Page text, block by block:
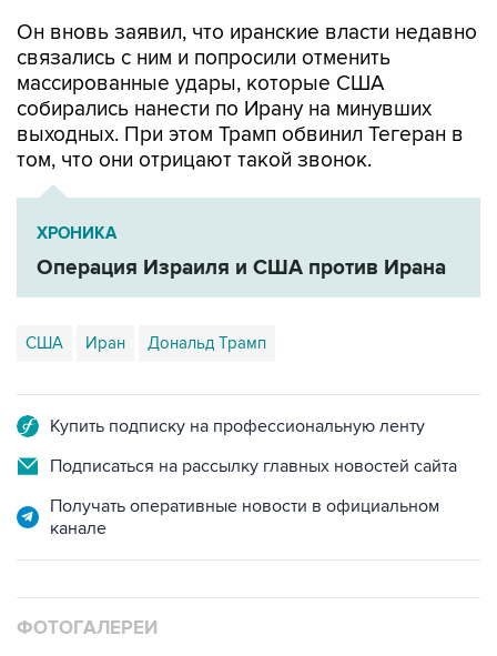
Он вновь заявил, что иранские власти недавно
связались с ним и попросили отменить
массированные удары, которые США
собирались нанести по Ирану на минувших
выходных. При этом Трамп обвинил Тегеран в
том, что они отрицают такой звонок.
ХРОНИКА
Операция Израиля и США против Ирана
США Иран Дональд Трамп
Купить подписку на профессиональную ленту
Подписаться на рассылку главных новостей сайта
Получать оперативные новости в официальном
канале
ФОТОГАЛЕРЕИ